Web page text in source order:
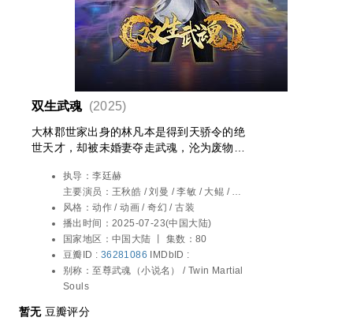
双生武魂 (2025)
大林郡世家出身的林凡本是得到天骄令的绝
世天才，却被未婚妻夺走武魂，沦为废物。
了他被废的武魂，使他成为稀有的双武魂体
质，至此，林凡正式踏上崛起之路，从小小
郡城，闯上诸天万界。
执导：李廷赫
主要演员： 王秋皓 / 刘曼 / 李敏 / 大鲲 / 楚
越 / 乔苏 / 余昌宇
风格：动作 / 动画 / 奇幻 / 古装
播出时间： 2025-07-23(中国大陆)
国家地区： 中国大陆 丨 集数：80
豆瓣ID : 36281086 IMDbID :
别称：至尊武魂（小说名） / Twin Martial
Souls
暂无豆瓣评分